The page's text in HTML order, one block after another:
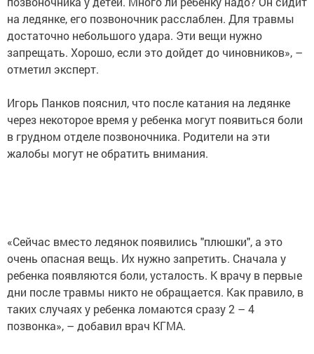
на ледянке, его позвоночник расслаблен. Для травмы
достаточно небольшого удара. Эти вещи нужно
запрещать. Хорошо, если это дойдет до чиновников», –
отметил эксперт.
Игорь Панков пояснил, что после катания на ледянке
через некоторое время у ребенка могут появиться боли
в грудном отделе позвоночника. Родители на эти
жалобы могут не обратить внимания.
«Сейчас вместо ледянок появились "плюшки", а это
очень опасная вещь. Их нужно запретить. Сначала у
ребенка появляются боли, усталость. К врачу в первые
дни после травмы никто не обращается. Как правило, в
таких случаях у ребенка ломаются сразу 2 – 4
позвонка», – добавил врач КГМА.